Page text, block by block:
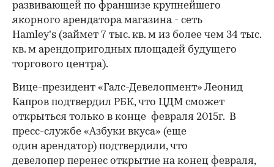
развивающей по франшизе крупнейшего
якорного арендатора магазина - сеть
Hamley’s (займет 7 тыс. кв. м из более чем 34 тыс.
кв. м арендопригодных площадей будущего
торгового центра).
Вице-президент «Галс-Девелопмент» Леонид
Капров подтвердил РБК, что ЦДМ сможет
открыться только в конце февраля 2015г. В
пресс-службе «Азбуки вкуса» (еще
один арендатор) подтвердили, что
девелопер перенес открытие на конец февраля,